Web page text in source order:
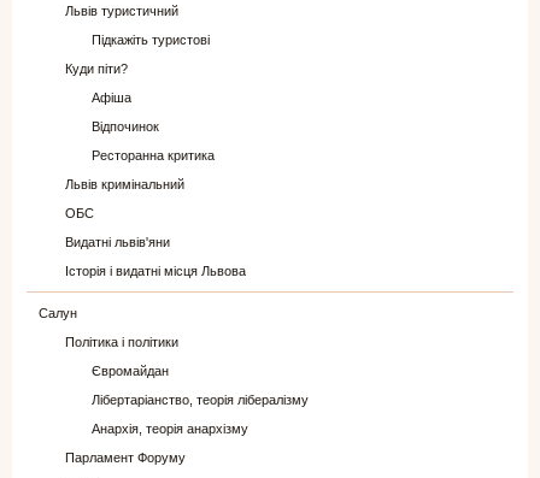
Львів туристичний
Підкажіть туристові
Куди піти?
Афіша
Відпочинок
Ресторанна критика
Львів кримінальний
ОБС
Видатні львів'яни
Історія і видатні місця Львова
Салун
Політика і політики
Євромайдан
Лібертаріанство, теорія лібералізму
Анархія, теорія анархізму
Парламент Форуму